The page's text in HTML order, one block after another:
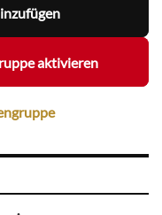
aktivieren